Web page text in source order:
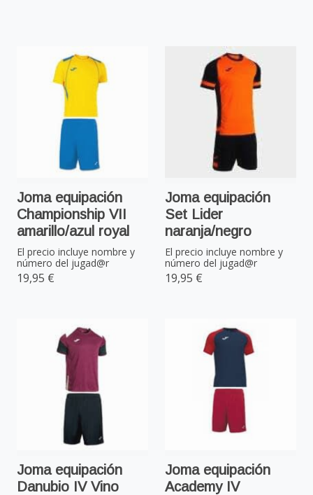
Joma equipación
Championship VII
amarillo/azul royal
El precio incluye nombre y
número del jugad@r
19,95 €
Joma equipación
Set Lider
naranja/negro
El precio incluye nombre y
número del jugad@r
19,95 €
Joma equipación
Danubio IV Vino
Joma equipación
Academy IV